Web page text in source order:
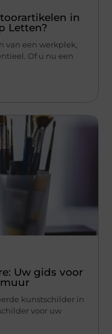
in
Letten?
van een werkplek,
Of u nu een
Uw gids voor
kunstschilder in
voor uw